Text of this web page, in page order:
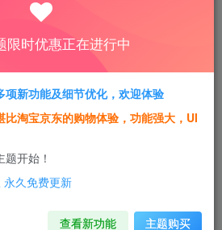
代理）
读
关注
上下滚动公告小工具在这里就是这
bug
限时优惠正在进行中
项新功能及细节优化，欢迎体验
淘宝京东的购物体验，功能强大，UI
开始！
久免费更新
查看新功能 主题购买